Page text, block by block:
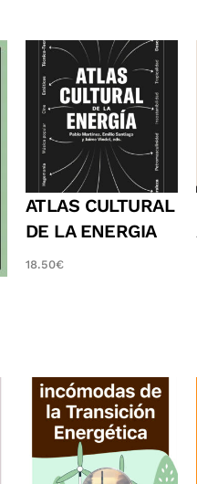
ATLAS CULTURAL
DE LA ENERGIA
18.50€